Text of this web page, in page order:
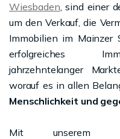
Wiesbaden, sind einer
um den Verkauf, die
Immobilien im Mainzer
erfolgreiches
jahrzehntelanger
worauf es in allen
Menschlichkeit und
Mit unserem